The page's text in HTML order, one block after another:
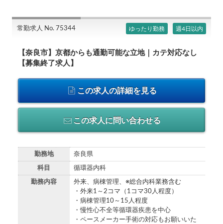
常勤求人 No. 75344 ゆったり勤務 週4日以内
【奈良市】京都からも通勤可能な立地｜カテ対応なし
【募集終了求人】
この求人の詳細を見る
この求人に問い合わせる
勤務地 奈良県
科目 循環器内科
勤務内容
外来、病棟管理、※総合内科業務含む
・外来1～2コマ（1コマ30人程度）
・病棟管理10～15人程度
・慢性心不全等循環器疾患を中心
・ペースメーカー手術の対応もお願いいた